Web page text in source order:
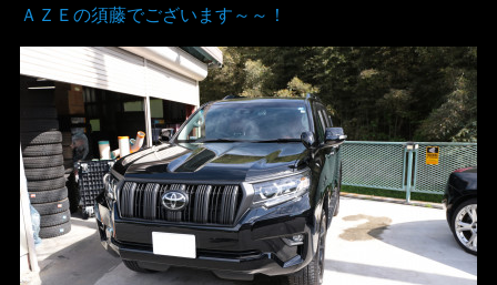
ＡＺＥの須藤でございます～～！